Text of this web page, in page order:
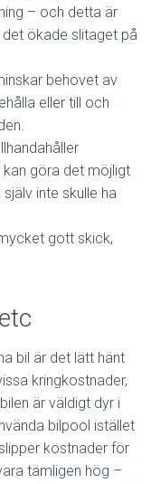
– och detta är
ökade slitaget på
behovet av
eller till och
göra det möjligt
inte skulle ha
gott skick,
bil är det lätt hänt
kringkostnader,
är väldigt dyr i
bilpool istället
kostnader för
tämligen hög –